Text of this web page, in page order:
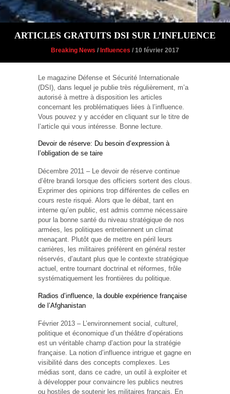
ARTICLES GRATUITS DSI SUR L’INFLUENCE
Breaking News / Influences / 10 février 2017
Le magazine Défense et Sécurité Internationale
(DSI), dans lequel je publie très régulièrement, m’a
autorisé à mettre à disposition les articles
concernant les problématiques liées à l’influence.
Vous pouvez y y accéder en cliquant sur le titre de
l’article qui vous intéresse. Bonne lecture.
Devoir de réserve: Du besoin d’expression à
l’obligation de se taire
Décembre 2011 – Le devoir de réserve continue
d’être brandi lorsque des officiers sortent des clous.
Exprimer des opinions trop différentes de celles en
cours reste risqué. Alors que le débat, tant en
interne qu’en public, est admis comme nécessaire
pour la bonne santé du niveau stratégique de nos
armées, les politiques entretiennent un climat
menaçant. Plutôt que de mettre en péril leurs
carrières, les militaires préfèrent en général rester
réservés, d’autant plus que le contexte stratégique
actuel, entre tournant doctrinal et réformes, frôle
systématiquement les frontières du politique.
Radios d’influence, la double expérience française
de l’Afghanistan
Février 2013 – L’environnement social, culturel,
politique et économique d’un théâtre d’opérations
est un véritable champ d’action pour la stratégie
française. La notion d’influence intrigue et gagne en
visibilité dans des concepts complexes. Les
médias sont, dans ce cadre, un outil à exploiter et
à développer pour convaincre les publics neutres
ou hostiles de soutenir les militaires français. En